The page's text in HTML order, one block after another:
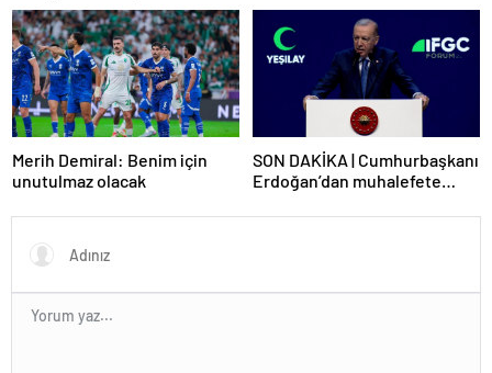
Suriyeli mevkidaşlarıyla
görüştü
Merih Demiral: Benim için
unutulmaz olacak
SON DAKİKA | Cumhurbaşkanı
Erdoğan’dan muhalefete
dert ettikleri kadar suyun